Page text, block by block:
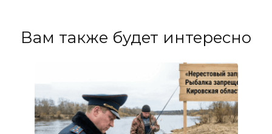
Вам также будет интересно